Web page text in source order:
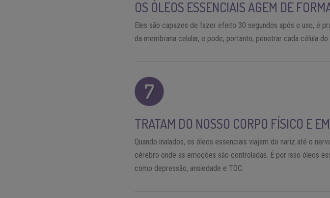
OS ÓLEOS ESSENCIAIS AGEM DE
Eles são capazes de fazer efeito 30 segundos após o uso, é
da membrana celular, e pode, portanto, penetrar cada célula
TRATAM DO NOSSO CORPO FÍSICO E
Quando inalados, os óleos essenciais viajam do nariz até o
cérebro onde as emoções são controladas. É por isso óleos
como depressão, ansiedade e TOC.